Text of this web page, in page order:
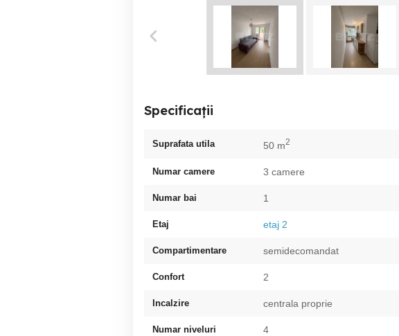
Specificații
Suprafata utila 50 m2
Numar camere 3 camere
Numar bai 1
Etaj etaj 2
Compartimentare semidecomandat
Confort 2
Incalzire centrala proprie
Numar niveluri 4